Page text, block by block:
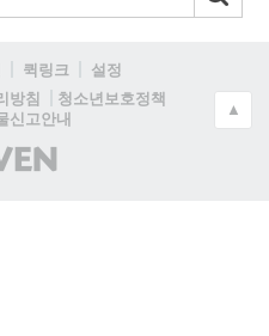
퀵링크
설정
방침
청소년보호정책
신고안내
(주)
인
▲